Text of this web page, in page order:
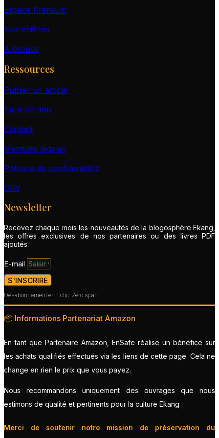
Espace Premium
Nos chiffres
A propos
Ressources
Publier un article
Faire un don
Contact
Mentions légales
Politique de confidentialité
CGV
Newsletter
Recevez chaque mois les nouveautés de la blogosphère Ekang,
les offres exclusives de nos partenaires ou des livres PDF
ajoutés.
E-mail
S'INSCRIRE
Désabonnement en 1 clic. Zéro spam.
📦 Informations Partenariat Amazon
En tant que Partenaire Amazon, EnSafe réalise un bénéfice sur
les achats qualifiés effectués via les liens de cette page. Cela ne
change en rien le prix que vous payez.
Nous recommandons uniquement des ouvrages que nous
estimons de qualité et pertinents pour la culture Ekang.
Merci de soutenir notre mission de préservation du